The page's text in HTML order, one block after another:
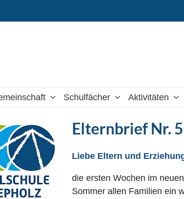
Schulfächer Aktivitäten
Elternbrief Nr.
Liebe Eltern und
die ersten Wochen im
Sommer allen Familien ein